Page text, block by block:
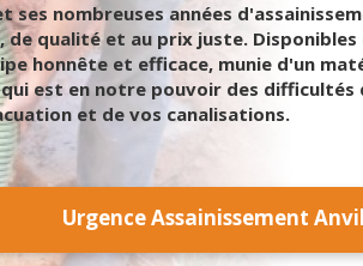
nombreuses années
de qualité et au prix juste.
honnête et efficace, munie d'un
qui est en notre pouvoir des
et de vos canalisations.
Urgence Assainissement